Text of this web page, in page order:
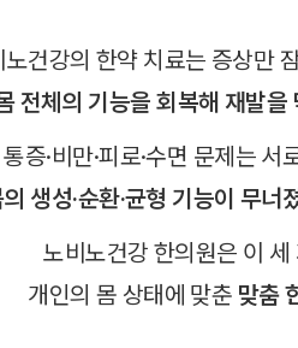
노건강의 한약 치료는 증상만
전체의 기능을 회복해 재발을
통증·비만·피로·수면 문제는
생성·순환·균형 기능이 무너
노비노건강 한의원은 이
개인의 몸 상태에 맞춘 맞춤